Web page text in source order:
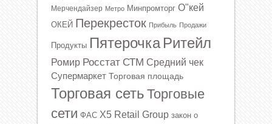
Мерчендайзер Метро Минпромторг О"кей
ОКЕЙ Перекресток Прибыль Продажи
Продукты Пятерочка Ритейл
Ромир Росстат СТМ Средний чек
Супермаркет Торговая площадь
Торговая сеть Торговые
сети ФАС Х5 Retail Group закон о